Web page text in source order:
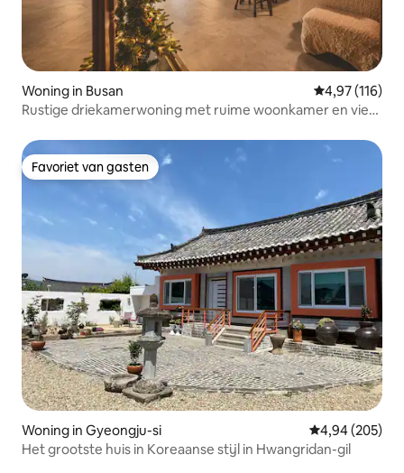
Woning in Busan Gemiddelde
4,97 (116)
Rustige driekamerwoning met ruime woonkamer en vier
geschikt voor maximaal 8 personen
Favoriet van gasten
Favoriet van gasten
Woning in Gyeongju-si Gemiddelde
4,94 (205)
Het grootste huis in Koreaanse stijl in Hwangridan-gil